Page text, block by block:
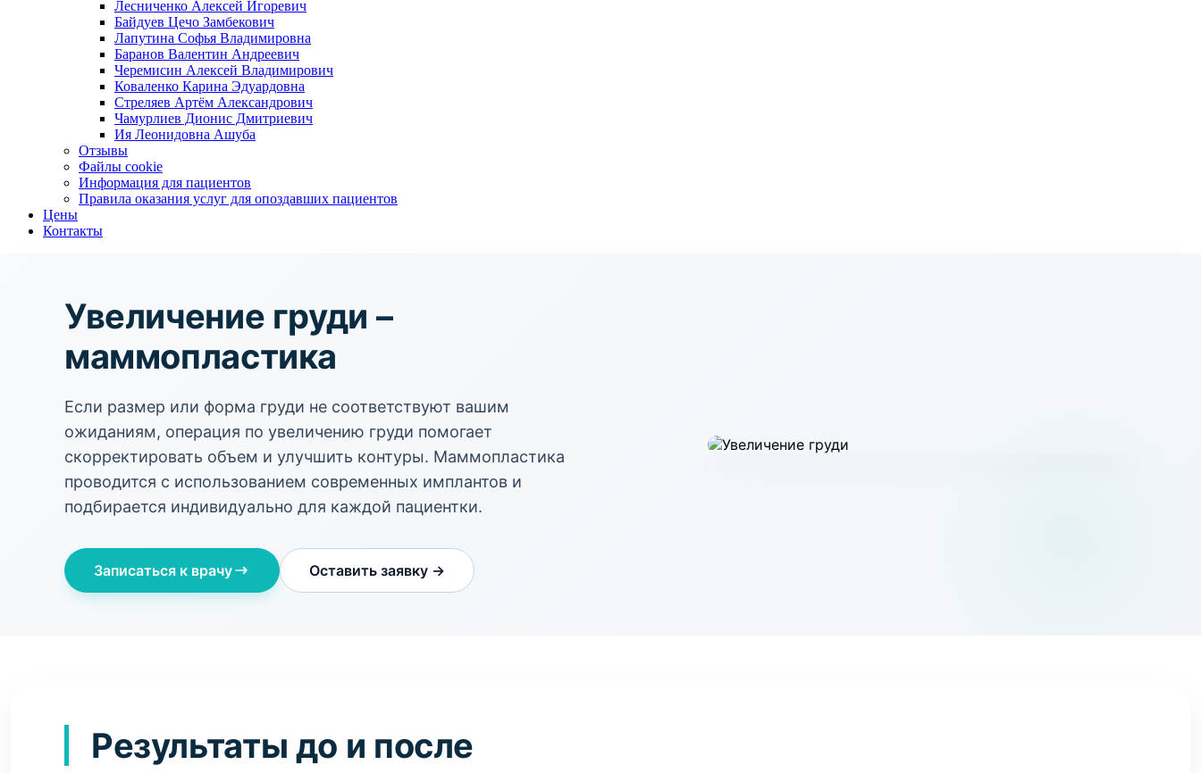
Лесниченко Алексей Игоревич
Байдуев Цечо Замбекович
Лапутина Софья Владимировна
Баранов Валентин Андреевич
Черемисин Алексей Владимирович
Коваленко Карина Эдуардовна
Стреляев Артём Александрович
Чамурлиев Дионис Дмитриевич
Ия Леонидовна Ашуба
Отзывы
Файлы cookie
Информация для пациентов
Правила оказания услуг для опоздавших пациентов
Цены
Контакты
Увеличение груди –
маммопластика
Если размер или форма груди не соответствуют вашим
ожиданиям, операция по увеличению груди помогает
скорректировать объем и улучшить контуры. Маммопластика
проводится с использованием современных имплантов и
подбирается индивидуально для каждой пациентки.
Записаться к врачу Оставить заявку →
Результаты до и после